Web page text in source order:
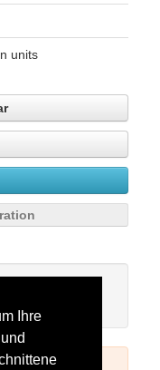
Ihre
units
or register.